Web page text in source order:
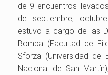
de 9 encuentros
de septiembre,
estuvo a cargo de las
Bomba (Facultad de
Sforza (Universidad de
Nacional de San